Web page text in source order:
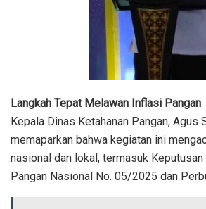
Langkah Tepat Melawan Inflasi Pangan
Kepala Dinas Ketahanan Pangan, Agus
memaparkan bahwa kegiatan ini
nasional dan lokal, termasuk Keputusan
Pangan Nasional No. 05/2025 dan